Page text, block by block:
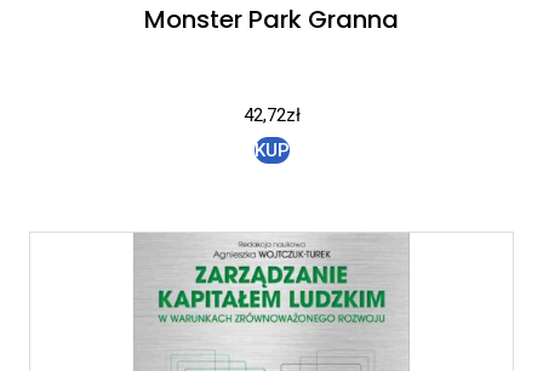
Monster Park Granna
42,72zł
KUP